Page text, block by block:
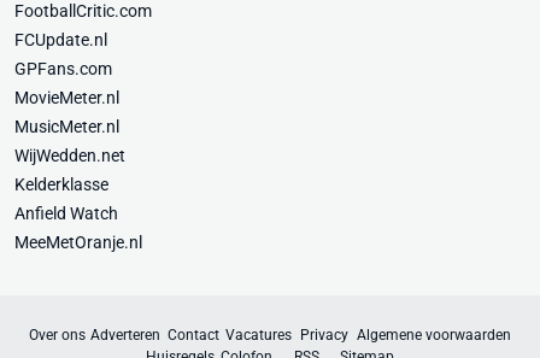
FootballCritic.com
FCUpdate.nl
GPFans.com
MovieMeter.nl
MusicMeter.nl
WijWedden.net
Kelderklasse
Anfield Watch
MeeMetOranje.nl
Over ons Adverteren Contact Vacatures Privacy Algemene voorwaarden